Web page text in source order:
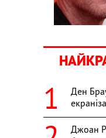
Ден
Джоан